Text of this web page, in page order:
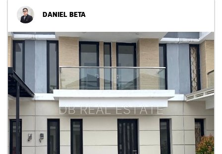
DANIEL BETA